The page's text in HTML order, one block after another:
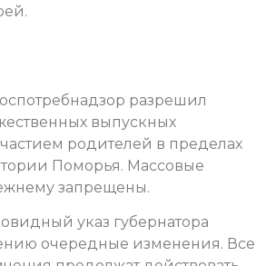
разрешил
выпускных
родителей в пределах
Поморья. Массовые
запрещены.
указ губернатора
очередные изменения. Все